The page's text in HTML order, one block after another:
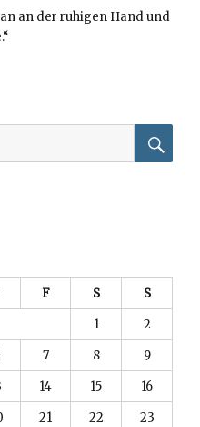
an der ruhigen Hand und
F S
S
1
2
7 8
9
14 15
16
21 22
23